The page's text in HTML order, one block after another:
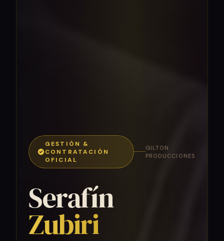
GESTIÓN &
CONTRATACIÓN
OFICIAL
GILTON
PRODUCCIONES
Serafín
Zubiri